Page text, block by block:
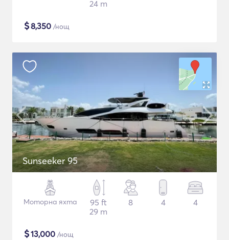
24 m
$8,350 /нощ
Sunseeker 95
Моторна яхта
95 ft
29 m
8 4 4
$13,000 /нощ